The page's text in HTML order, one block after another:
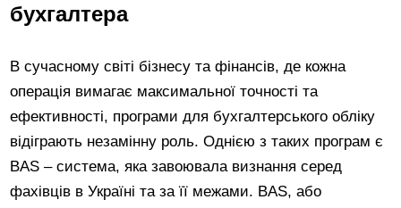
бухгалтера
В сучасному світі бізнесу та фінансів, де кожна
операція вимагає максимальної точності та
ефективності, програми для бухгалтерського обліку
відіграють незамінну роль. Однією з таких програм є
BAS – система, яка завоювала визнання серед
фахівців в Україні та за її межами. BAS, або